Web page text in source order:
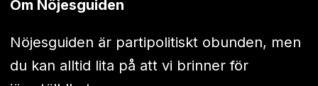
Om Nöjesguiden
Nöjesguiden är partipolitiskt obunden, men
du kan alltid lita på att vi brinner för